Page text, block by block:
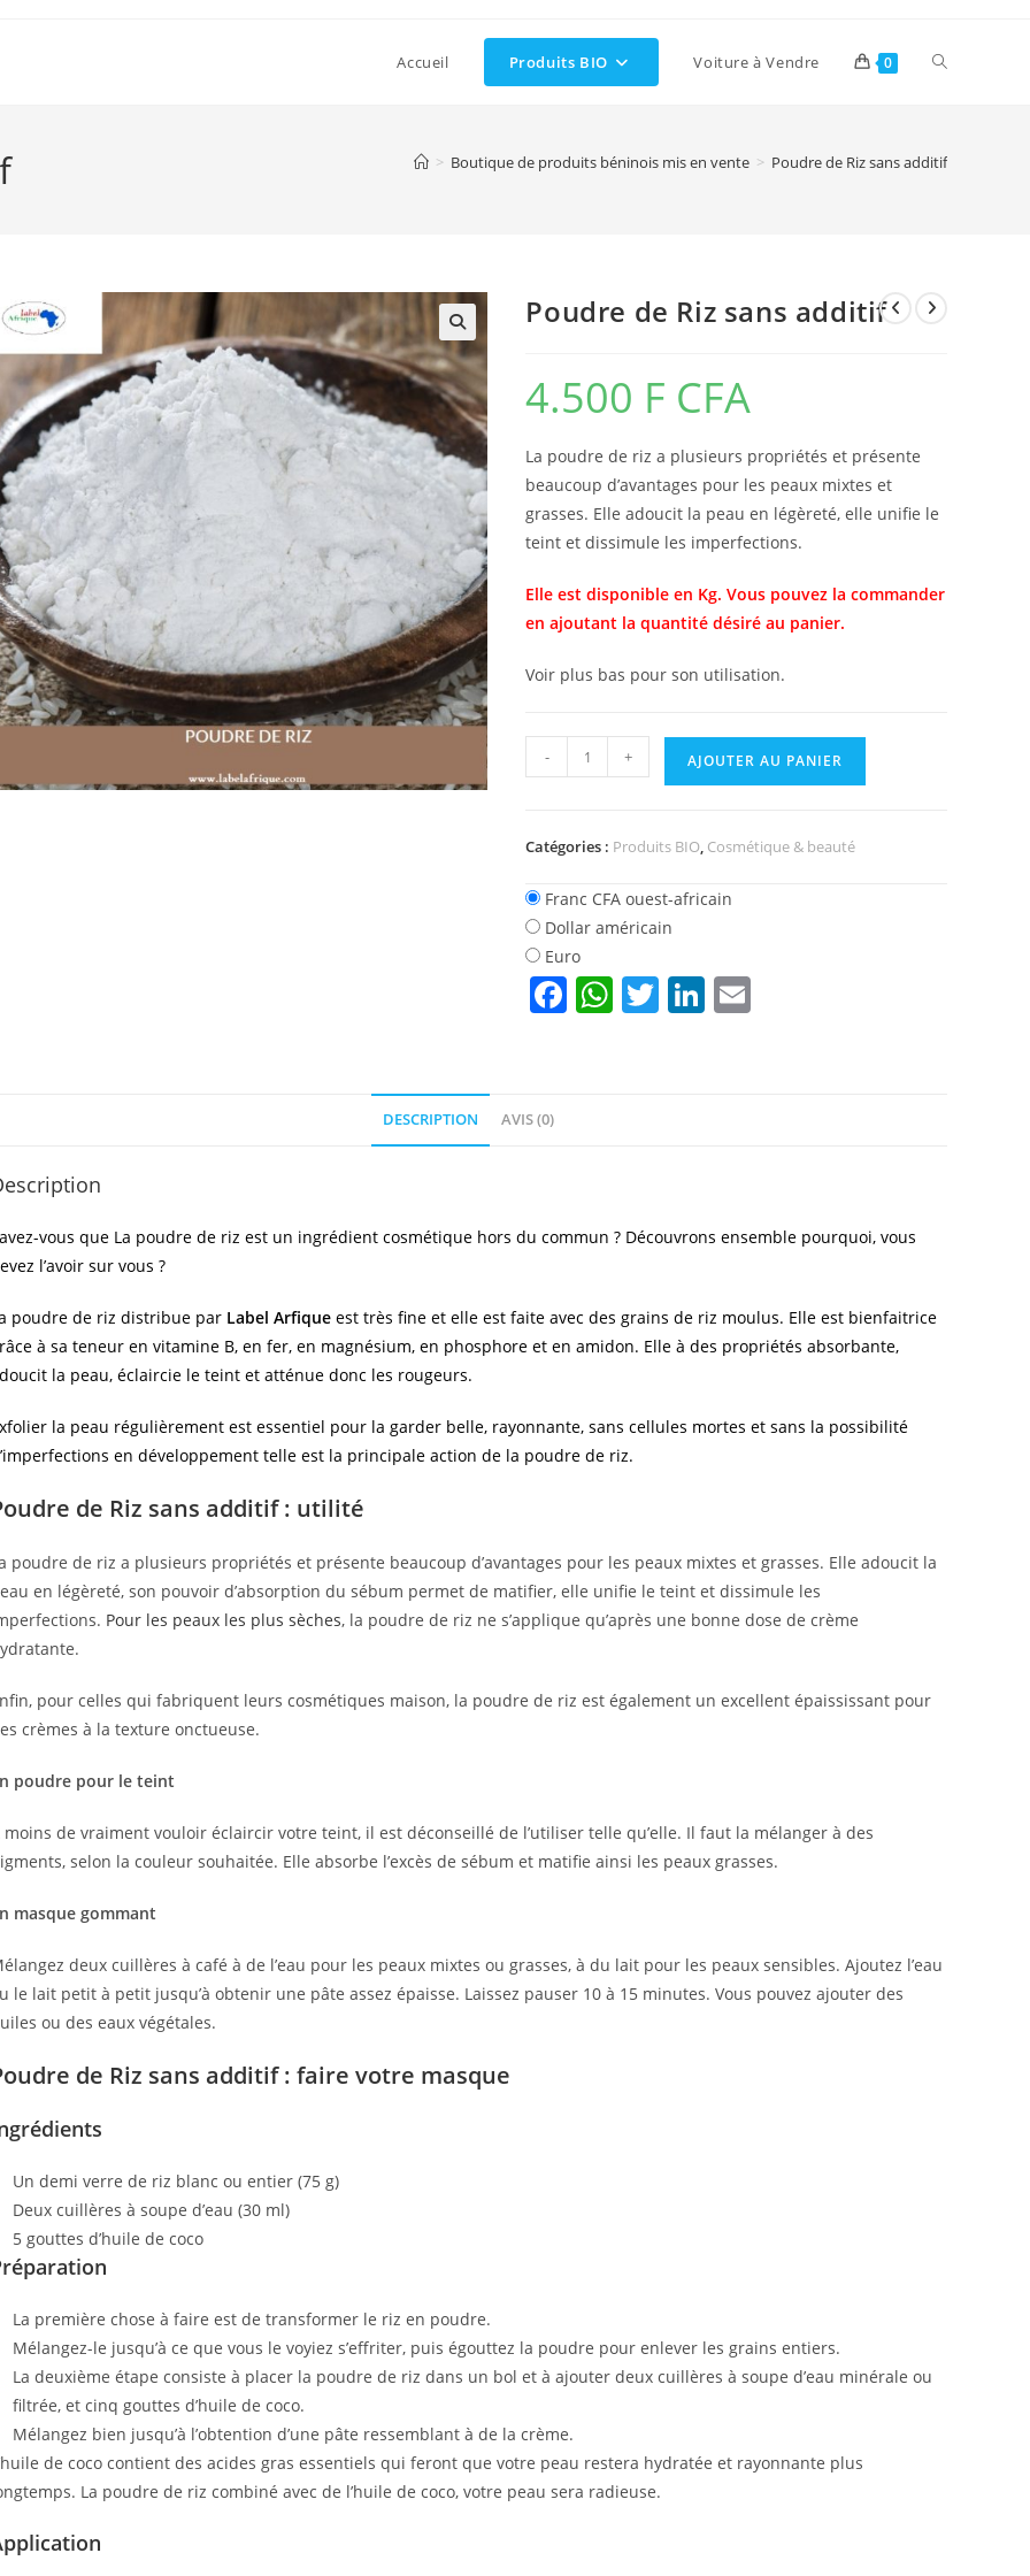
Accueil Produits BIO Voiture à Vendre 0 Toggle
> Boutique de produits béninois mis en vente > Poudre de Riz sans additif
🔍
Poudre de Riz sans additif
4.500 F CFA
La poudre de riz a plusieurs propriétés et présente
beaucoup d’avantages pour les peaux mixtes et
grasses. Elle adoucit la peau en légèreté, elle unifie le
teint et dissimule les imperfections.
Elle est disponible en Kg. Vous pouvez la commander
en ajoutant la quantité désiré au panier.
Voir plus bas pour son utilisation.
quantité
de
sans
additif
- + AJOUTER AU PANIER
Catégories : Produits BIO, Cosmétique & beauté
Franc CFA ouest-africain
Dollar américain
Euro
F
k
W T Li
DESCRIPTION AVIS (0)
vous que La poudre de riz est un ingrédient cosmétique hors du commun ? Découvrons ensemble pourquoi, vous
l’avoir sur vous ?
poudre de riz distribue par Label Arfique est très fine et elle est faite avec des grains de riz moulus. Elle est bienfaitrice
à sa teneur en vitamine B, en fer, en magnésium, en phosphore et en amidon. Elle à des propriétés absorbante,
la peau, éclaircie le teint et atténue donc les rougeurs.
la peau régulièrement est essentiel pour la garder belle, rayonnante, sans cellules mortes et sans la possibilité
en développement telle est la principale action de la poudre de riz.
de Riz sans additif: utilité
poudre de riz a plusieurs propriétés et présente beaucoup d’avantages pour les peaux mixtes et grasses. Elle adoucit la
en légèreté, son pouvoir d’absorption du sébum permet de matifier, elle unifie le teint et dissimule les
Pour les peaux les plus sèches, la poudre de riz ne s’applique qu’après une bonne dose de crème
pour celles qui fabriquent leurs cosmétiques maison, la poudre de riz est également un excellent épaississant pour
crèmes à la texture onctueuse.
poudre pour le teint
moins de vraiment vouloir éclaircir votre teint, il est déconseillé de l’utiliser telle qu’elle. Il faut la mélanger à des
selon la couleur souhaitée. Elle absorbe l’excès de sébum et matifie ainsi les peaux grasses.
masque gommant
deux cuillères à café à de l’eau pour les peaux mixtes ou grasses, à du lait pour les peaux sensibles. Ajoutez l’eau
le lait petit à petit jusqu’à obtenir une pâte assez épaisse. Laissez pauser 10 à 15 minutes. Vous pouvez ajouter des
ou des eaux végétales.
de Riz sans additif: faire votre masque
Un demi verre de riz blanc ou entier (75 g)
Deux cuillères à soupe d’eau (30 ml)
5 gouttes d’huile de coco
La première chose à faire est de transformer le riz en poudre.
Mélangez-le jusqu’à ce que vous le voyiez s’effriter, puis égouttez la poudre pour enlever les grains entiers.
La deuxième étape consiste à placer la poudre de riz dans un bol et à ajouter deux cuillères à soupe d’eau minérale ou
filtrée, et cinq gouttes d’huile de coco.
Mélangez bien jusqu’à l’obtention d’une pâte ressemblant à de la crème.
de coco contient des acides gras essentiels qui feront que votre peau restera hydratée et rayonnante plus
La poudre de riz combiné avec de l’huile de coco, votre peau sera radieuse.